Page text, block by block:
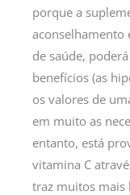
porque a
aconselhamento
de saúde,
benefícios (as
os valores de
em muito as
entanto, está
vitamina C
traz muitos mais